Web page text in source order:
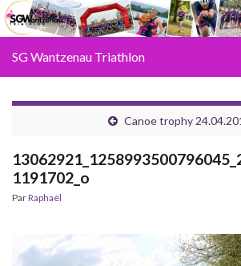
SG Wantzenau Triathlon
Canoe trophy
1191702_o
ParRaphaël